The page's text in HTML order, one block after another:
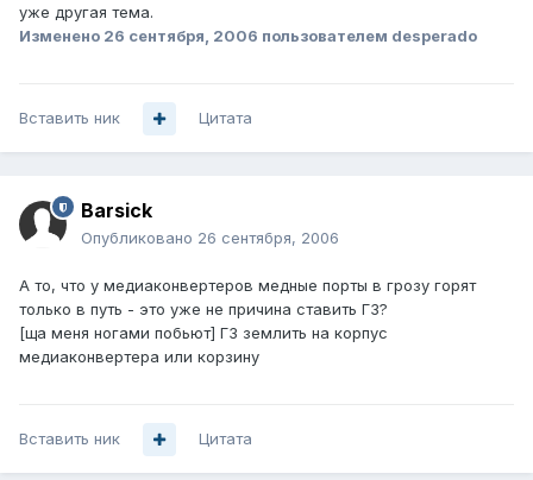
уже другая тема.
Изменено 26 сентября, 2006 пользователем desperado
Вставить ник Цитата
Barsick
Опубликовано 26 сентября, 2006
А то, что у медиаконвертеров медные порты в грозу горят
только в путь - это уже не причина ставить ГЗ?
[ща меня ногами побьют] ГЗ землить на корпус
медиаконвертера или корзину
Вставить ник Цитата